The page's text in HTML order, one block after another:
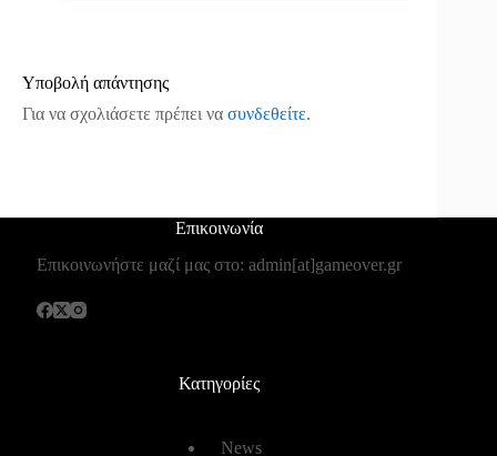
Υποβολή απάντησης
Για να σχολιάσετε πρέπει να συνδεθείτε.
Επικοινωνία
Επικοινωνήστε μαζί μας στο: admin[at]gameover.gr
Κατηγορίες
News